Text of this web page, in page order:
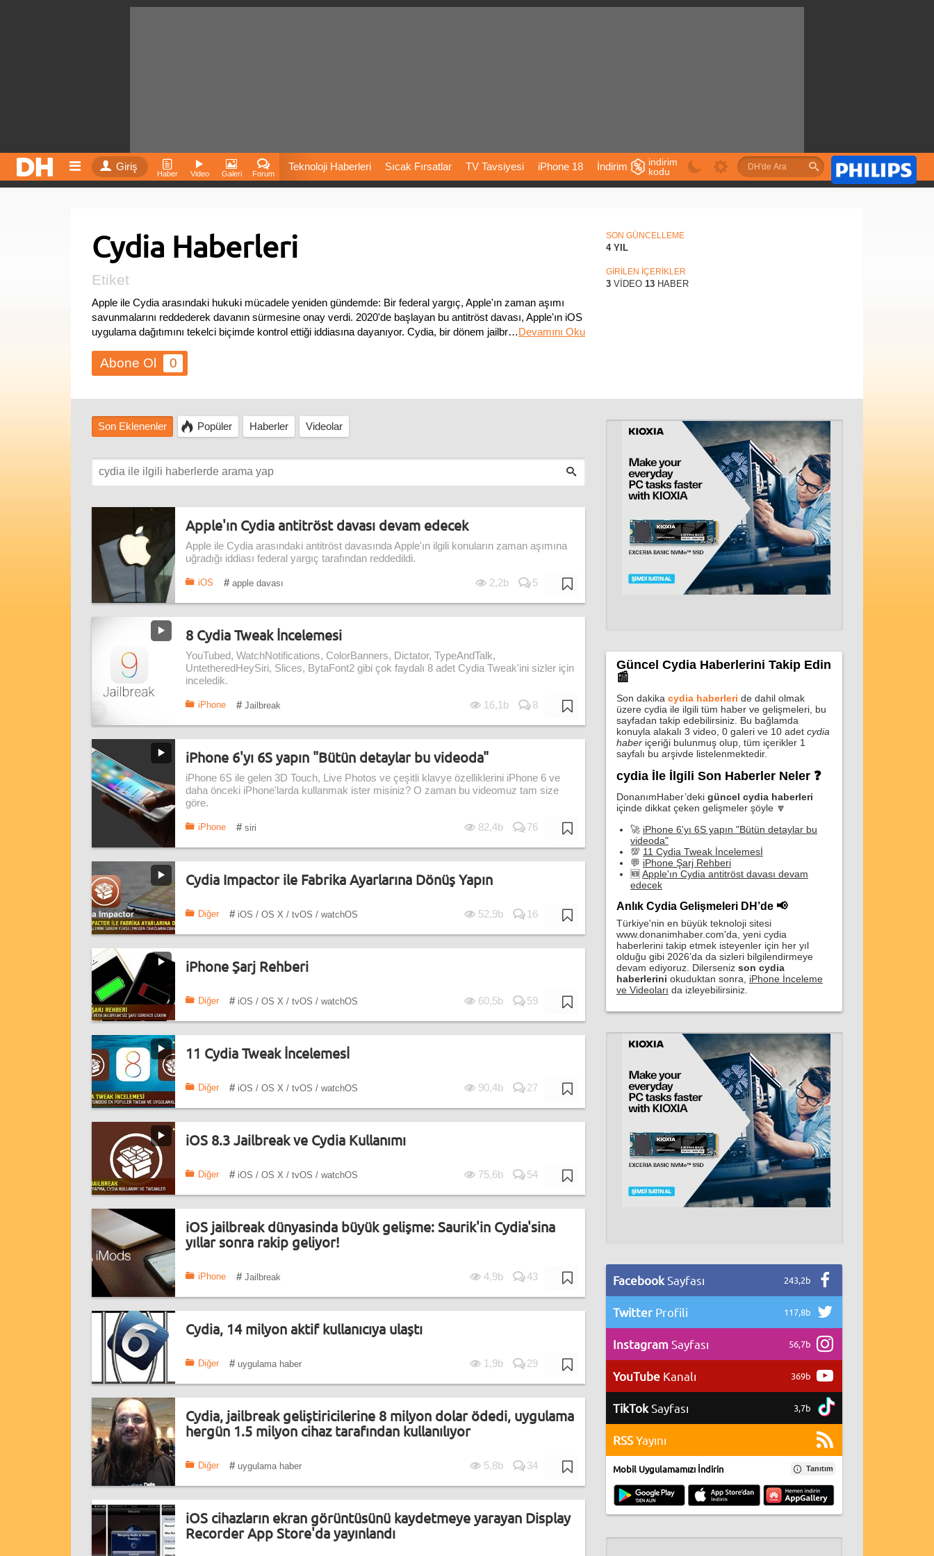
Giriş
Haber Video Galeri Forum
Teknoloji Haberleri Sıcak Fırsatlar TV Tavsiyesi iPhone 18 İndirim
Fiyatları Önerileri
indirim
kodu
Cydia Haberleri
Etiket
Apple ile Cydia arasındaki hukuki mücadele yeniden gündemde: Bir federal yargıç, Apple'ın zaman aşımı
savunmalarını reddederek davanın sürmesine onay verdi. 2020'de başlayan bu antitröst davası, Apple'ın iOS
uygulama dağıtımını tekelci biçimde kontrol ettiği iddiasına dayanıyor. Cydia, bir dönem jailbreak yapılmış
… Devamını Oku
0
SON GÜNCELLEME
4 YIL
GİRİLEN İÇERİKLER
3 VİDEO 13 HABER
Son Eklenenler Popüler Haberler Videolar
Apple'ın Cydia antitröst davası devam edecek
Apple ile Cydia arasındaki antitröst davasında Apple'ın ilgili konuların zaman aşımına
uğradığı iddiası federal yargıç tarafından reddedildi.
iOS # apple davası 2,2b 5
8 Cydia Tweak İncelemesi
YouTubed, WatchNotifications, ColorBanners, Dictator, TypeAndTalk,
UntetheredHeySiri, Slices, BytaFont2 gibi çok faydalı 8 adet Cydia Tweak'ini sizler için
inceledik.
iPhone # Jailbreak 16,1b 8
iPhone 6'yı 6S yapın "Bütün detaylar bu videoda"
iPhone 6S ile gelen 3D Touch, Live Photos ve çeşitli klavye özelliklerini iPhone 6 ve
daha önceki iPhone'larda kullanmak ister misiniz? O zaman bu videomuz tam size
göre.
iPhone # siri 82,4b 76
Cydia Impactor ile Fabrika Ayarlarına Dönüş Yapın
Diğer # iOS / OS X / tvOS / watchOS 52,9b 16
iPhone Şarj Rehberi
Diğer # iOS / OS X / tvOS / watchOS 60,5b 59
11 Cydia Tweak İncelemesİ
Diğer # iOS / OS X / tvOS / watchOS 90,4b 27
iOS 8.3 Jailbreak ve Cydia Kullanımı
Diğer # iOS / OS X / tvOS / watchOS 75,6b 54
iOS jailbreak dünyasinda büyük gelişme: Saurik'in Cydia'sina
yıllar sonra rakip geliyor!
iPhone # Jailbreak 4,9b 43
Cydia, 14 milyon aktif kullanıcıya ulaştı
Diğer # uygulama haber 1,9b 29
Cydia, jailbreak geliştiricilerine 8 milyon dolar ödedi, uygulama
hergün 1.5 milyon cihaz tarafından kullanılıyor
Diğer # uygulama haber 5,8b 34
iOS cihazların ekran görüntüsünü kaydetmeye yarayan Display
Recorder App Store'da yayınlandı
Güncel Cydia Haberlerini Takip Edin
📰
Son dakika cydia haberleri de dahil olmak
üzere cydia ile ilgili tüm haber ve gelişmeleri, bu
sayfadan takip edebilirsiniz. Bu bağlamda
konuyla alakalı 3 video, 0 galeri ve 10 adet cydia
haber içeriği bulunmuş olup, tüm içerikler 1
sayfalı bu arşivde listelenmektedir.
cydia İle İlgili Son Haberler Neler ❓
DonanımHaber’deki güncel cydia haberleri
içinde dikkat çeken gelişmeler şöyle 🔽
🚀 iPhone 6'yı 6S yapın "Bütün detaylar bu
videoda"
💯 11 Cydia Tweak İncelemesİ
💬 iPhone Şarj Rehberi
🆕 Apple'ın Cydia antitröst davası devam
edecek
Anlık Cydia Gelişmeleri DH’de 📢
Türkiye'nin en büyük teknoloji sitesi
www.donanimhaber.com'da, yeni cydia
haberlerini takip etmek isteyenler için her yıl
olduğu gibi 2026’da da sizleri bilgilendirmeye
devam ediyoruz. Dilerseniz son cydia
haberlerini okuduktan sonra, iPhone İnceleme
ve Videoları da izleyebilirsiniz.
Facebook Sayfası 243,2b
Twitter Profili 117,8b
Instagram Sayfası 56,7b
YouTube Kanalı 369b
TikTokSayfası 3,7b
RSSYayını
Mobil Uygulamamızı İndirin Tanıtım